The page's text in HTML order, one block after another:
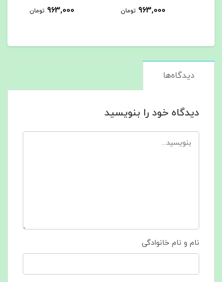
963,000 تومان 963,000 تومان
دیدگاه‌ها
دیدگاه خود را بنویسید
نام و نام خانوادگی